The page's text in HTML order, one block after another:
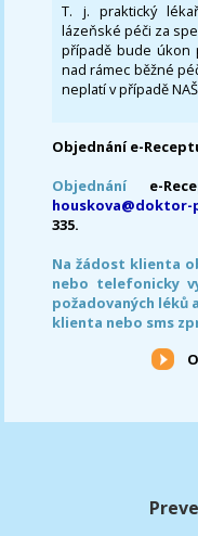
T. j. praktický
lázeňské péči za
případě bude úkon
nad rámec běžné
neplatí v případě
Objednání e-
Objednání e-
houskova@doktor-
335.
Na žádost klienta
nebo telefonicky
požadovaných léků
klienta nebo sms